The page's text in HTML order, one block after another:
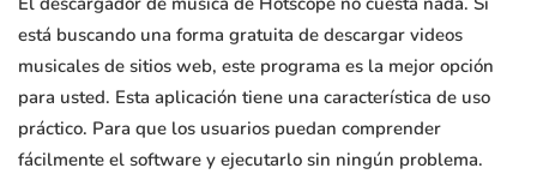
está buscando una forma gratuita de descargar videos
musicales de sitios web, este programa es la mejor opción
para usted. Esta aplicación tiene una característica de uso
práctico. Para que los usuarios puedan comprender
fácilmente el software y ejecutarlo sin ningún problema.